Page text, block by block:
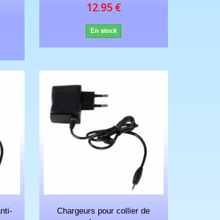
12.95 €
En stock
Chargeurs pour collier de